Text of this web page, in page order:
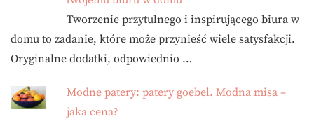
Tworzenie przytulnego i inspirującego biura w
domu to zadanie, które może przynieść wiele satysfakcji.
Oryginalne dodatki, odpowiednio …
Modne patery: patery goebel. Modna misa –
jaka cena?